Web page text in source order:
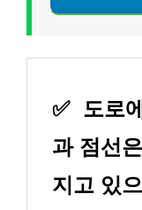
✅ 도로
과 점선
지고 있